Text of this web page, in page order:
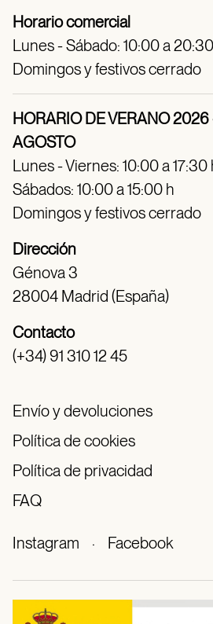
Horario comercial
Lunes - Sábado: 10:00 a
Domingos y festivos cerrado
HORARIO DE VERANO 2026
AGOSTO
Lunes - Viernes: 10:00 a 17:30
Sábados: 10:00 a 15:00 h
Domingos y festivos cerrado
Dirección
Génova 3
28004 Madrid (España)
Contacto
(+34) 91 310 12 45
Envío y devoluciones
Política de cookies
Política de privacidad
FAQ
Instagram · Facebook